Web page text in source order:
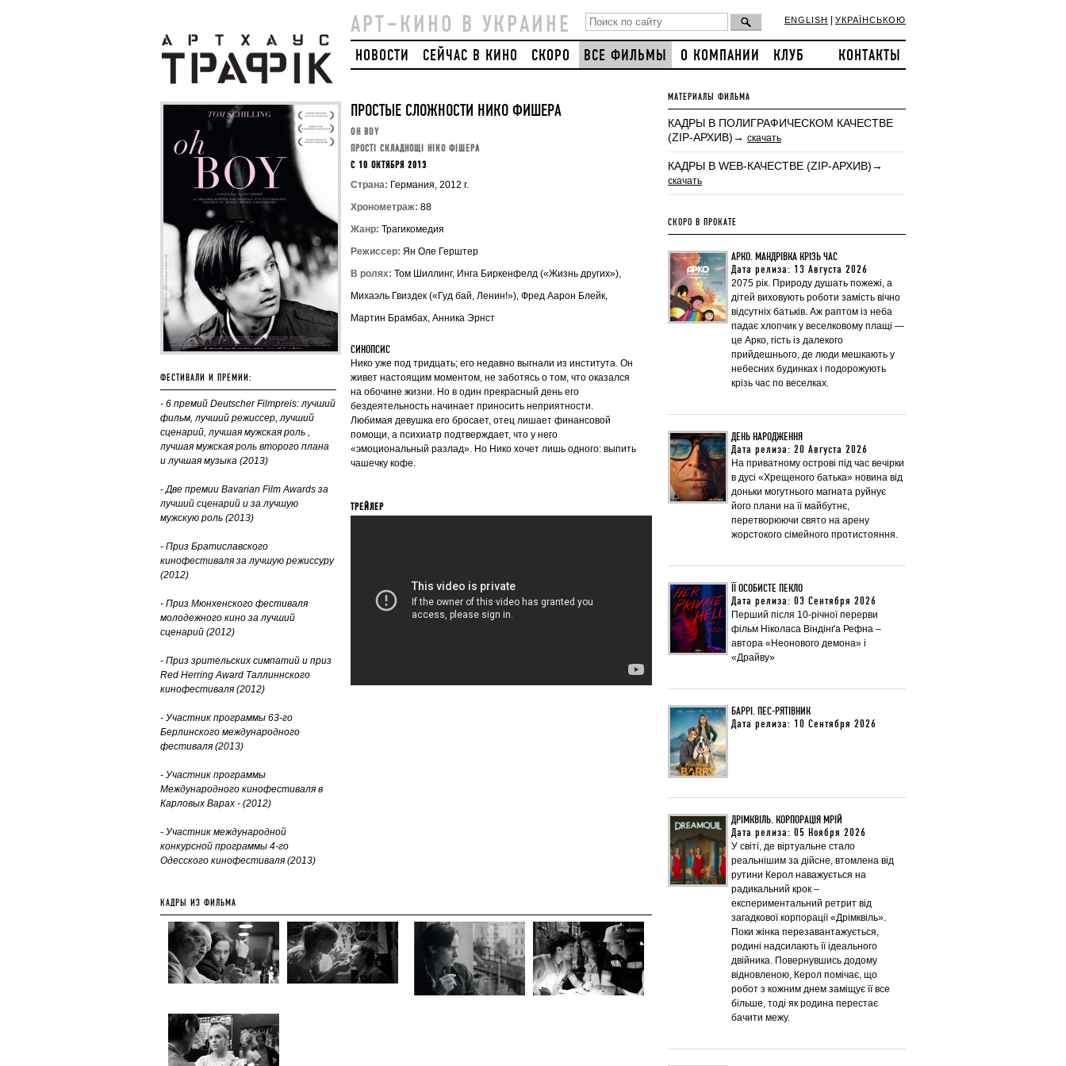
АРТ–КИНО В УКРАИНЕ ENGLISH УКРАЇНСЬКОЮ
НОВОСТИ СЕЙЧАС В КИНО СКОРО ВСЕ ФИЛЬМЫ О КОМПАНИИ КЛУБ КОНТАКТЫ
ФЕСТИВАЛИ И ПРЕМИИ:
- 6 премий Deutscher Filmpreis: лучший
фильм, лучший режиссер, лучший
сценарий, лучшая мужская роль ,
лучшая мужская роль второго плана
и лучшая музыка (2013)
- Две премии Bavarian Film Awards за
лучший сценарий и за лучшую
мужскую роль (2013)
- Приз Братиславского
кинофестиваля за лучшую режиссуру
(2012)
- Приз Мюнхенского фестиваля
молодежного кино за лучший
сценарий (2012)
- Приз зрительских симпатий и приз
Red Herring Award Таллиннского
кинофестиваля (2012)
- Участник программы 63-го
Берлинского международного
фестиваля (2013)
- Участник программы
Международного кинофестиваля в
Карловых Варах - (2012)
- Участник международной
конкурсной программы 4-го
Одесского кинофестиваля (2013)
ПРОСТЫЕ СЛОЖНОСТИ НИКО ФИШЕРА
OH BOY
ПРОСТІ СКЛАДНОЩІ НІКО ФІШЕРА
C 10 ОКТЯБРЯ 2013
Страна: Германия, 2012 г.
Хронометраж: 88
Жанр: Трагикомедия
Режиссер: Ян Оле Герштер
В ролях: Том Шиллинг, Инга Биркенфелд («Жизнь других»),
Михаэль Гвиздек («Гуд бай, Ленин!»), Фред Аарон Блейк,
Мартин Брамбах, Анника Эрнст
СИНОПСИС
Нико уже под тридцать; его недавно выгнали из института. Он
живет настоящим моментом, не заботясь о том, что оказался
на обочине жизни. Но в один прекрасный день его
бездеятельность начинает приносить неприятности.
Любимая девушка его бросает, отец лишает финансовой
помощи, а психиатр подтверждает, что у него
«эмоциональный разлад». Но Нико хочет лишь одного: выпить
чашечку кофе.
ТРЕЙЛЕР
КАДРЫ ИЗ ФИЛЬМА
МАТЕРИАЛЫ ФИЛЬМА
КАДРЫ В ПОЛИГРАФИЧЕСКОМ КАЧЕСТВЕ
(ZIP-АРХИВ)→ скачать
КАДРЫ В WEB-КАЧЕСТВЕ (ZIP-АРХИВ)→
скачать
СКОРО В ПРОКАТЕ
АРКО. МАНДРІВКА КРІЗЬ ЧАС
Дата релиза: 13 Августа 2026
2075 рік. Природу душать пожежі, а
дітей виховують роботи замість вічно
відсутніх батьків. Аж раптом із неба
падає хлопчик у веселковому плащі —
це Арко, гість із далекого
прийдешнього, де люди мешкають у
небесних будинках і подорожують
крізь час по веселках.
ДЕНЬ НАРОДЖЕННЯ
Дата релиза: 20 Августа 2026
На приватному острові під час вечірки
в дусі «Хрещеного батька» новина від
доньки могутнього магната руйнує
його плани на її майбутнє,
перетворюючи свято на арену
жорстокого сімейного протистояння.
ЇЇ ОСОБИСТЕ ПЕКЛО
Дата релиза: 03 Сентября 2026
Перший після 10-річної перерви
фільм Ніколаса Віндінґа Рефна –
автора «Неонового демона» і
«Драйву»
БАРРІ. ПЕС-РЯТІВНИК
Дата релиза: 10 Сентября 2026
ДРІМКВІЛЬ. КОРПОРАЦІЯ МРІЙ
Дата релиза: 05 Ноября 2026
У світі, де віртуальне стало
реальнішим за дійсне, втомлена від
рутини Керол наважується на
радикальний крок –
експериментальний ретрит від
загадкової корпорації «Дрімквіль».
Поки жінка перезавантажується,
родині надсилають її ідеального
двійника. Повернувшись додому
відновленою, Керол помічає, що
робот з кожним днем заміщує її все
більше, тоді як родина перестає
бачити межу.